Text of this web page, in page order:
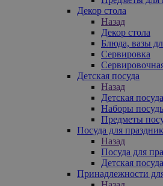
Декор стола
Назад
Декор стола
Блюда, вазы
Сервировка
Детская посуда
Назад
Детская посуда
Наборы
Предметы
Посуда для
Назад
Посуда для
Детская посуда
Принадлежности